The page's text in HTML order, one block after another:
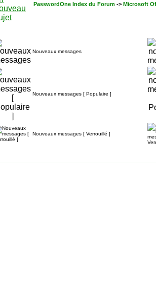
PasswordOne Index du Forum -> Microsoft
Nouveaux messages
Nouveaux messages [ Populaire ]
Nouveaux messages [ Verrouillé ]